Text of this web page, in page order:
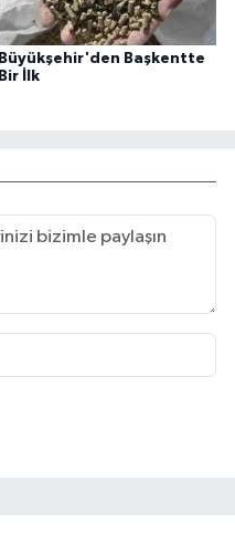
Büyükşehir'den Başkentte
Bir İlk